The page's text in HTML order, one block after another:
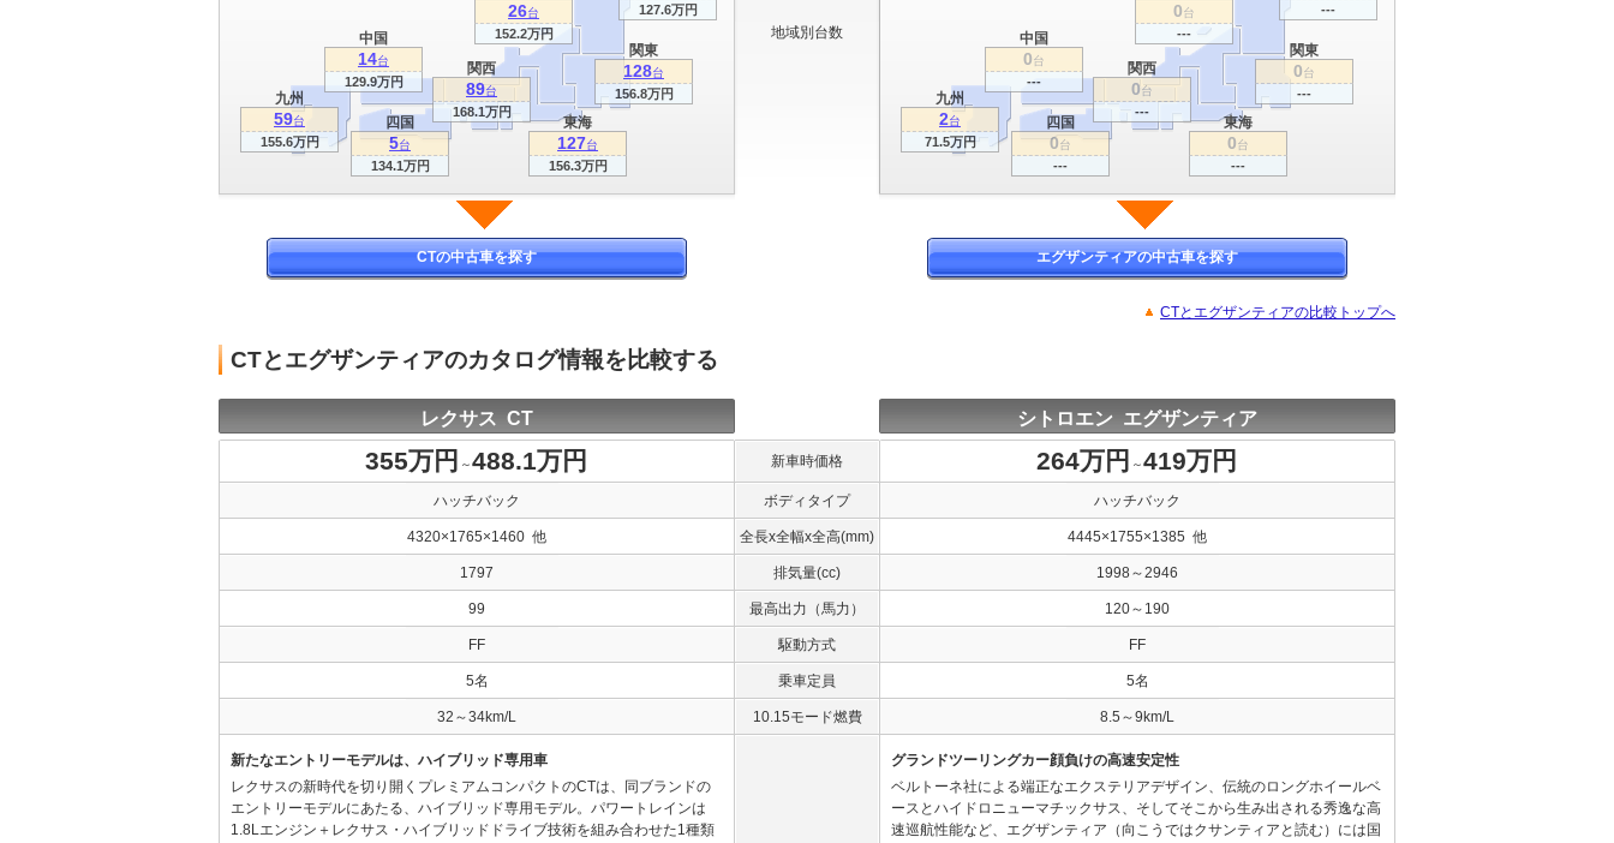
関東
128台
156.8万円
関西
89台
168.1万円
東海
127台
156.3万円
九州
59台
155.6万円
127.6万円
26台
152.2万円
中国
14台
129.9万円
四国
5台
134.1万円
地域別台数
関東
0台
---
関西
0台
---
東海
0台
---
九州
2台
71.5万円
---
0台
---
中国
0台
---
四国
0台
---
CTの中古車を探す エグザンティアの中古車を探す
CTとエグザンティアの比較トップへ
CTとエグザンティアのカタログ情報を比較する
レクサス CT シトロエン エグザンティア
355万円 ～488.1万円 新車時価格 264万円 ～419万円
ハッチバック ボディタイプ ハッチバック
4320×1765×1460 他 全長x全幅x全高(mm) 4445×1755×1385 他
1797 排気量(cc) 1998～2946
99 最高出力（馬力） 120～190
FF 駆動方式 FF
5名 乗車定員 5名
32～34km/L 10.15モード燃費 8.5～9km/L
新たなエントリーモデルは、ハイブリッド専用車
レクサスの新時代を切り開くプレミアムコンパクトのCTは、同ブランドの
エントリーモデルにあたる、ハイブリッド専用モデル。パワートレインは
1.8Lエンジン＋レクサス・ハイブリッドドライブ技術を組み合わせた1種類
グランドツーリングカー顔負けの高速安定性
ベルトーネ社による端正なエクステリアデザイン、伝統のロングホイールベ
ースとハイドロニューマチックサス、そしてそこから生み出される秀逸な高
速巡航性能など、エグザンティア（向こうではクサンティアと読む）には国